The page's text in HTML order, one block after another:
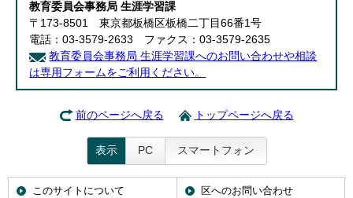
教育委員会事務局 生涯学習課
〒173-8501 東京都板橋区板橋二丁目66番1号
電話：03-3579-2633 ファクス：03-3579-2635
教育委員会事務局 生涯学習課へのお問い合わせや相談
は専用フォームをご利用ください。
前のページへ戻る トップページへ戻る
表示 PC スマートフォン
このサイトについて 区へのお問い合わせ